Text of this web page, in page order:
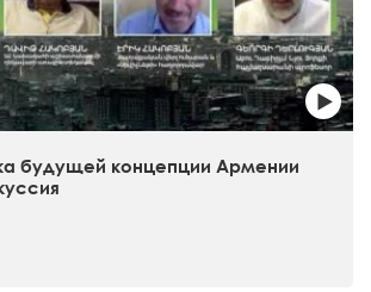
будущей концепции Армении